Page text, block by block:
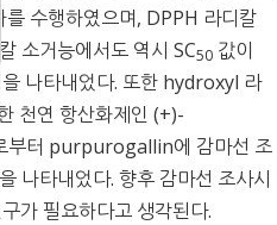
를 수행하였으며, DPPH 라디칼
칼 소거능에서도 역시 SC50 값이
나타내었다. 또한 hydroxyl 라
천연 항산화제인 (+)-
부터 purpurogallin에 감마선 조
나타내었다. 향후 감마선 조사시
가 필요하다고 생각된다.